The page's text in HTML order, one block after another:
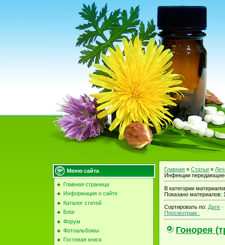
Меню сайта
Главная страница
Информация о сайте
Каталог статей
Блог
Форум
Фотоальбомы
Гостевая книга
Главная » Статьи »
Инфекции
В категории
Показано материалов:
Сортировать по: Дате ·
Просмотрам
Гонорея